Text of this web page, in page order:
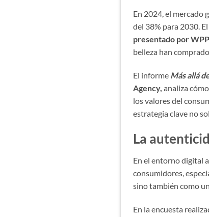
En 2024, el mercado
del 38% para 2030.
presentado por
belleza han
El informe Más allá
Agency, analiza
los valores del
estrategia clave no
La
En el entorno digital
consumidores,
sino también como
En la encuesta